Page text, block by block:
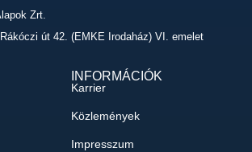
Zrt.
út 42. (EMKE Irodaház) VI. emelet
INFORMÁCIÓK
Karrier
Közlemények
Impresszum